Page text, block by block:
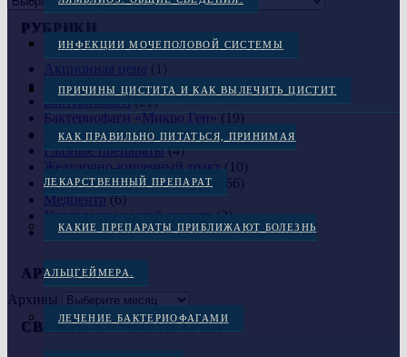
ИНФЕКЦИИ МОЧЕПОЛОВОЙ СИСТЕМЫ
ПРИЧИНЫ ЦИСТИТА И КАК ВЫЛЕЧИТЬ ЦИСТИТ
КАК ПРАВИЛЬНО ПИТАТЬСЯ, ПРИНИМАЯ
ЛЕКАРСТВЕННЫЙ ПРЕПАРАТ
КАКИЕ ПРЕПАРАТЫ ПРИБЛИЖАЮТ БОЛЕЗНЬ
АЛЬЦГЕЙМЕРА.
ЛЕЧЕНИЕ БАКТЕРИОФАГАМИ
РУБРИКИ
Акционная цена (1)
БАД(2)
Бактериофаги(21)
Бактериофаги «Микро Ген»(19)
Вакцины(11)
Глазные препараты(4)
Желудочно-кишечный тракт (10)
Лекарственные препараты(266)
Медцентр(6)
Укрепление костей скелета (2)
Эубиотики(4)
АРХИВЫ
Архивы
СВЕЖИЕ КОММЕНТАРИИ